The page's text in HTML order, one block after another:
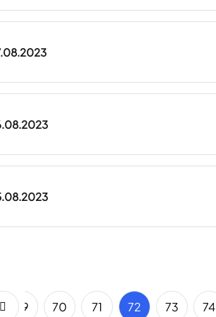
69 70 71 72 73 74